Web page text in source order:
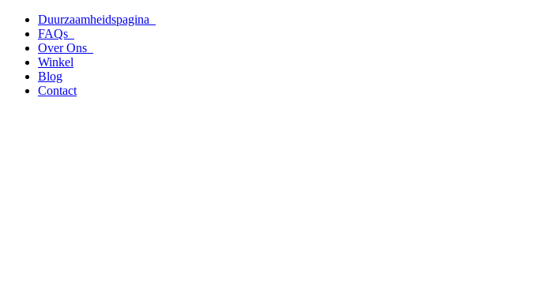
naar
inhoud
Duurzaamheidspagina
FAQs
Over Ons
Winkel
Blog
Contact